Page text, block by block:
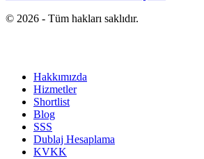
© 2026 - Tüm hakları saklıdır.
Hakkımızda
Hizmetler
Shortlist
Blog
SSS
Dublaj Hesaplama
KVKK